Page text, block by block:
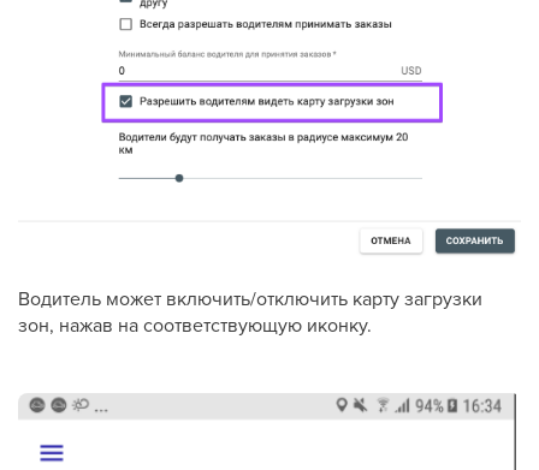
Водитель может включить/отключить карту загрузки
зон, нажав на соответствующую иконку.